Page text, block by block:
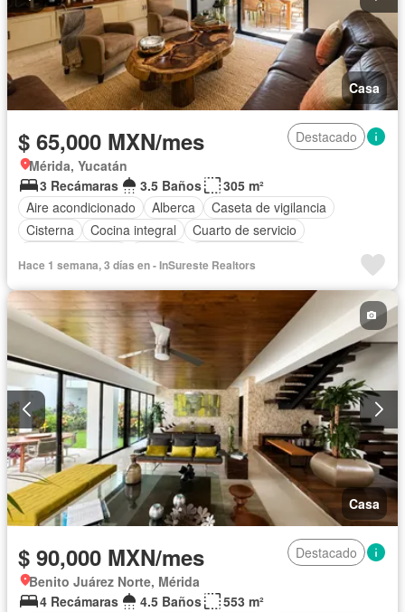
Casa
$ 65,000 MXN/mes
Destacado
Mérida, Yucatán
3 Recámaras
3.5 Baños
305 m²
Aire acondicionado
Alberca
Caseta de vigilancia
Cisterna
Cocina integral
Cuarto de servicio
Completamente amueblado
Hace 1 semana, 3 días en - InSureste Realtors
Casa
$ 90,000 MXN/mes
Destacado
Benito Juárez Norte, Mérida
4 Recámaras
4.5 Baños
553 m²